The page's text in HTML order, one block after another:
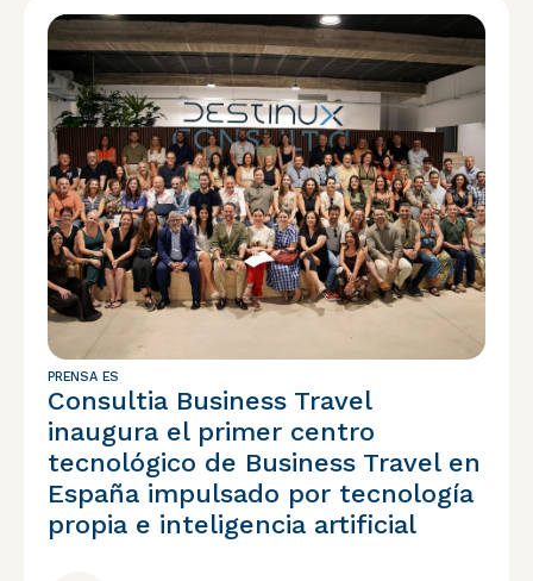
PRENSA ES
Consultia Business Travel
inaugura el primer centro
tecnológico de Business Travel en
España impulsado por tecnología
propia e inteligencia artificial